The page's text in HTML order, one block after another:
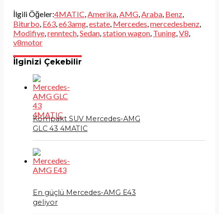
İlgili Öğeler:4MATIC,Amerika,AMG,Araba, Benz,
Biturbo, E63,e63amg,estate, Mercedes,mercedesbenz,
Modifiye,renntech,Sedan,station wagon, Tuning,V8,
v8motor
İlginizi Çekebilir
Kompakt SUV Mercedes-AMG
GLC 43 4MATIC
En güçlü Mercedes-AMG E43
geliyor